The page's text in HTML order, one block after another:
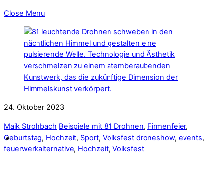
Close Menu
24. Oktober 2023
Maik Strohbach Beispiele mit 81 Drohnen, Firmenfeier,
Geburtstag, Hochzeit, Sport, Volksfest droneshow, events,
feuerwerkalternative, Hochzeit, Volksfest